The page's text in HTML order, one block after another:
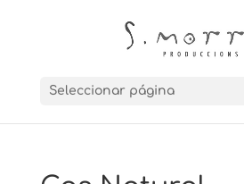
Seleccionar página